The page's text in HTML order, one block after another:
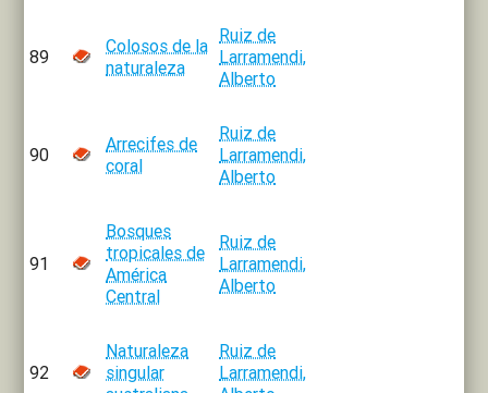
89
Colosos de la
naturaleza
Ruiz de
Larramendi,
Alberto
90
Arrecifes de
coral
Ruiz de
Larramendi,
Alberto
91
Bosques
tropicales de
América
Central
Ruiz de
Larramendi,
Alberto
92
Naturaleza
singular
Ruiz de
Larramendi,